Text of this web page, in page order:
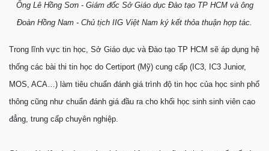
Ông Lê Hồng Sơn - Giám đốc Sở Giáo dục Đào tạo TP HCM và ông
Đoàn Hồng Nam - Chủ tịch IIG Việt Nam ký kết thỏa thuận hợp tác.
Trong lĩnh vực tin học, Sở Giáo dục và Đào tạo TP HCM sẽ áp dụng hệ
thống các bài thi tin học do Certiport (Mỹ) cung cấp (IC3, IC3 Junior,
MOS, ACA…) làm tiêu chuẩn đánh giá trình độ tin học của học sinh phổ
thông cũng như chuẩn đánh giá đầu ra cho khối học sinh sinh viên cao
đẳng, trung cấp chuyên nghiệp.